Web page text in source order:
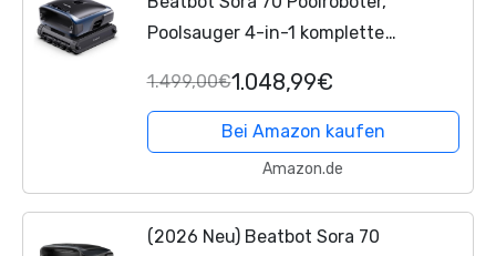
Poolsauger 4-in-1 komplette
Parken an der Oberfläche, 6L
Fassungsvermögen, Akku mit 10000
mAh,...
1.499,00€1.048,99€
Bei Amazon kaufen
Amazon.de
(2026 Neu) Beatbot Sora 70